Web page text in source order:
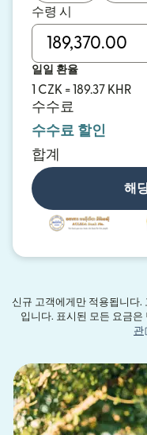
수령 시
일일 환율
1 CZK = 189.37 KHR
수수료
수수료 할인
합계
해
신규 고객에게만 적용됩니다.
입니다. 표시된 모든 요금
관